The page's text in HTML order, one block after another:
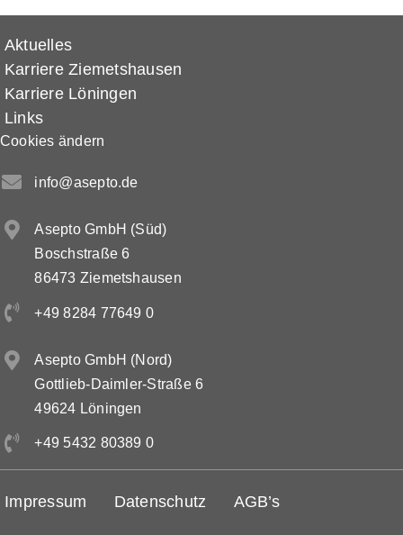
Aktuelles
Karriere Ziemetshausen
Karriere Löningen
Links
Cookies ändern
info@asepto.de
Asepto GmbH (Süd)
Boschstraße 6
86473 Ziemetshausen
+49 8284 77649 0
Asepto GmbH (Nord)
Gottlieb-Daimler-Straße 6
49624 Löningen
+49 5432 80389 0
Impressum Datenschutz AGB’s